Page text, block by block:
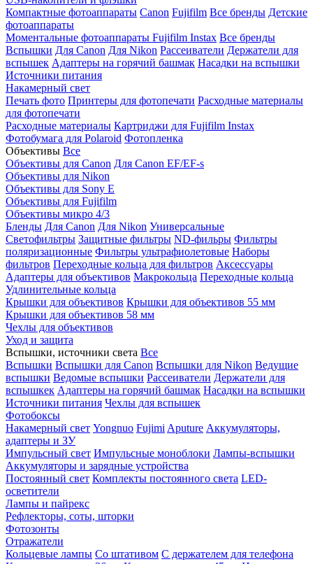
Компактные фотоаппараты Canon Fujifilm Все бренды Детские
фотоаппараты
Моментальные фотоаппараты Fujifilm Instax Все бренды
Вспышки Для Canon Для Nikon Рассеиватели Держатели для
вспышек Адаптеры на горячий башмак Насадки на вспышки
Источники питания
Накамерный свет
Печать фото Принтеры для фотопечати Расходные материалы
для фотопечати
Расходные материалы Картриджи для Fujifilm Instax
Фотобумага для Polaroid Фотопленка
Объективы Все
Объективы для Canon Для Canon EF/EF-s
Объективы для Nikon
Объективы для Sony E
Объективы для Fujifilm
Объективы микро 4/3
Бленды Для Canon Для Nikon Универсальные
Светофильтры Защитные фильтры ND-фильры Фильтры
поляризационные Фильтры ультрафиолетовые Наборы
фильтров Переходные кольца для фильтров Аксессуары
Адаптеры для объективов Макрокольца Переходные кольца
Удлинительные кольца
Крышки для объективов Крышки для объективов 55 мм
Крышки для объективов 58 мм
Чехлы для объективов
Уход и защита
Вспышки, источники света Все
Вспышки Вспышки для Canon Вспышки для Nikon Ведущие
вспышки Ведомые вспышки Рассеиватели Держатели для
вспышкек Адаптеры на горячий башмак Насадки на вспышки
Источники питания Чехлы для вспышек
Фотобоксы
Накамерный свет Yongnuo Fujimi Aputure Аккумуляторы,
адаптеры и ЗУ
Импульсный свет Импульсные моноблоки Лампы-вспышки
Аккумуляторы и зарядные устройства
Постоянный свет Комплекты постоянного света LED-
осветители
Лампы и пайрекс
Рефлекторы, соты, шторки
Фотозонты
Отражатели
Кольцевые лампы Со штативом С держателем для телефона